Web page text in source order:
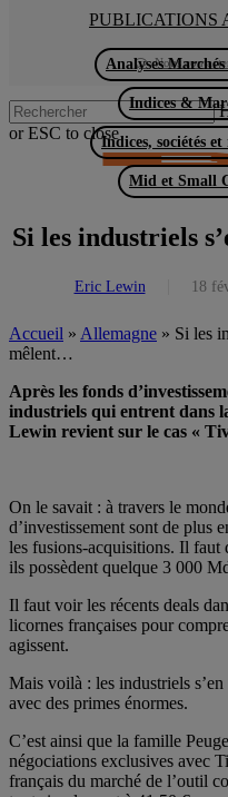
PUBLICATIONS
Nous
or ESC to close
Analyses
Indices &
Indices, sociétés et
Mid et Small
Si les industriels
Eric Lewin 18
Accueil » Allemagne » Si les
mêlent…
Après les fonds
industriels qui entrent dans
Lewin revient sur le cas «
On le savait : à travers le
d’investissement sont de plus
les fusions-acquisitions. Il faut
ils possèdent quelque 3 000
Il faut voir les récents deals
licornes françaises pour
agissent.
Mais voilà : les industriels
avec des primes énormes.
C’est ainsi que la famille
négociations exclusives avec
français du marché de l’outil